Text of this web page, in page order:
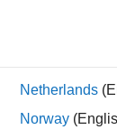
Netherlands
Norway